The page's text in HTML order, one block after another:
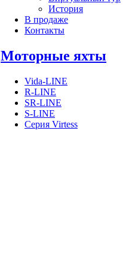
История
В продаже
Контакты
Моторные яхты
Vida-LINE
R-LINE
SR-LINE
S-LINE
Серия Virtess